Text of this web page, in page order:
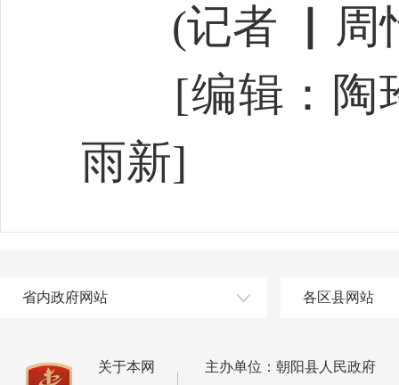
(记者 ▏周怡
[编辑：陶
雨新]
省内政府网站 各区县网站
关于本网
主办单位：朝阳县人民政府